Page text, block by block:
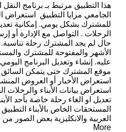
هذا التطبيق مرتبط بـ برنامج
الجامعي مزايا التطبيق استعراض
للمشترك بشكل يومي. إمكانية
الرحلات . التواصل مع الإدارة
حال لم يجد المشترك رحلة تناسبة.
الأشهر والمفتوحة للمشترك
عليه. إنشاء وتعديل البرنامج
موقع المشترك حتى يتمكن
استعراض الأخبار أو العروض
استعراض بيانات الأبناء والرحلات
تعديل او الغاء رحلة خاصة بأحد
المستحقات الخاص بالأبناء
More